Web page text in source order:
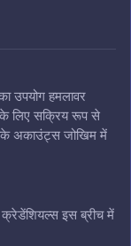
उपयोग हमलावर
लिए सक्रिय रूप से
अकाउंट्स जोखिम में
इस ब्रीच में